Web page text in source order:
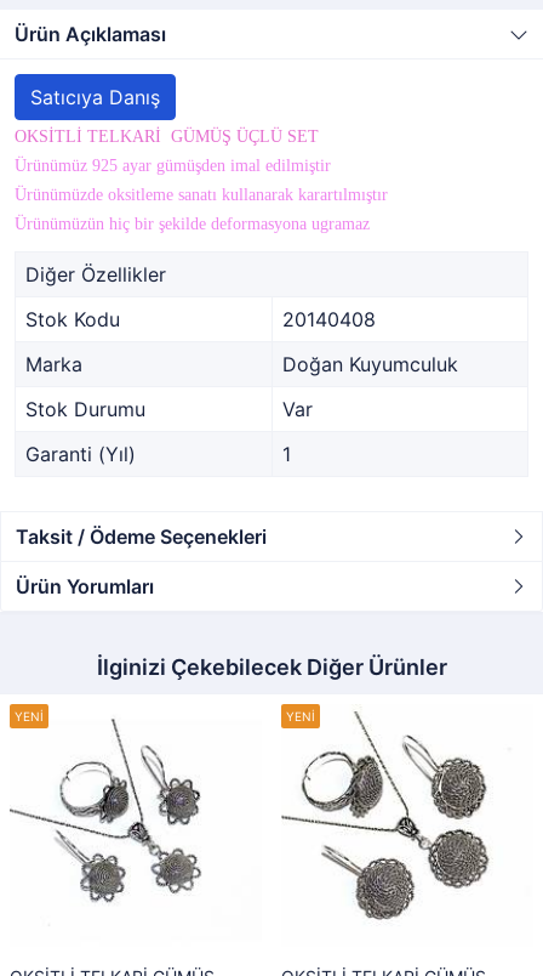
Ürün Açıklaması
Satıcıya Danış
OKSİTLİ TELKARİ GÜMÜŞ ÜÇLÜ SET
Ürünümüz 925 ayar gümüşden imal edilmiştir
Ürünümüzde oksitleme sanatı kullanarak karartılmıştır
Ürünümüzün hiç bir şekilde deformasyona ugramaz
Diğer Özellikler
Stok Kodu
20140408
Marka
Doğan Kuyumculuk
Stok Durumu
Var
Garanti (Yıl)
1
Taksit / Ödeme Seçenekleri
Ürün Yorumları
İlginizi Çekebilecek Diğer Ürünler